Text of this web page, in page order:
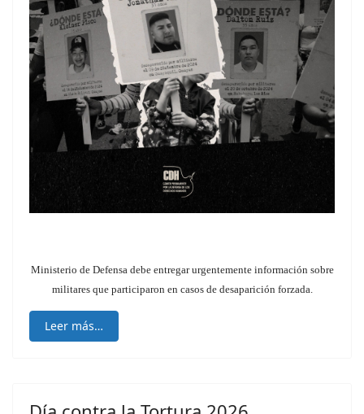
Ministerio de Defensa debe entregar urgentemente información sobre
militares que participaron en casos de desaparición forzada.
Leer más…